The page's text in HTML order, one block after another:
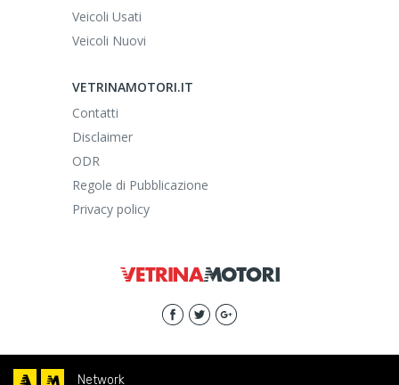
Veicoli Usati
Veicoli Nuovi
VETRINAMOTORI.IT
Contatti
Disclaimer
ODR
Regole di Pubblicazione
Privacy policy
Network